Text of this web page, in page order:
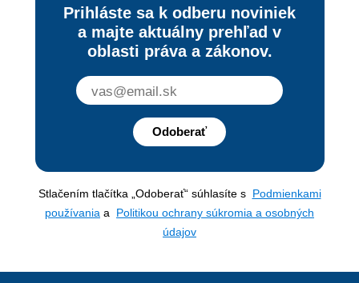
Prihláste sa k odberu noviniek
a majte aktuálny prehľad v
oblasti práva a zákonov.
Odoberať
Stlačením tlačítka „Odoberať“ súhlasíte s Podmienkami
používania a Politikou ochrany súkromia a osobných
údajov